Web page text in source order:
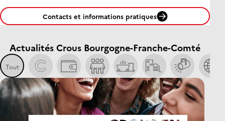
Antilles
Bordeaux-
Aquitaine
Bourgogne
Franche-
Comté
Contacts et informations pratiques
Actualités Crous Bourgogne-Franche-Comté
Tout Le CrousBourses et aides financières
Social etSe restaurer
Se loger